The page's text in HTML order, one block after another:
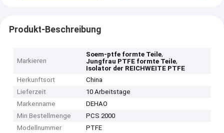
Produkt-Beschreibung
Markieren
Soem-ptfe formte Teile,
Jungfrau PTFE formte Teile,
Isolator der REICHWEITE PTFE
Herkunftsort
China
Lieferzeit
10 Arbeitstage
Markenname
DEHAO
Min Bestellmenge
PCS 2000
Modellnummer
PTFE